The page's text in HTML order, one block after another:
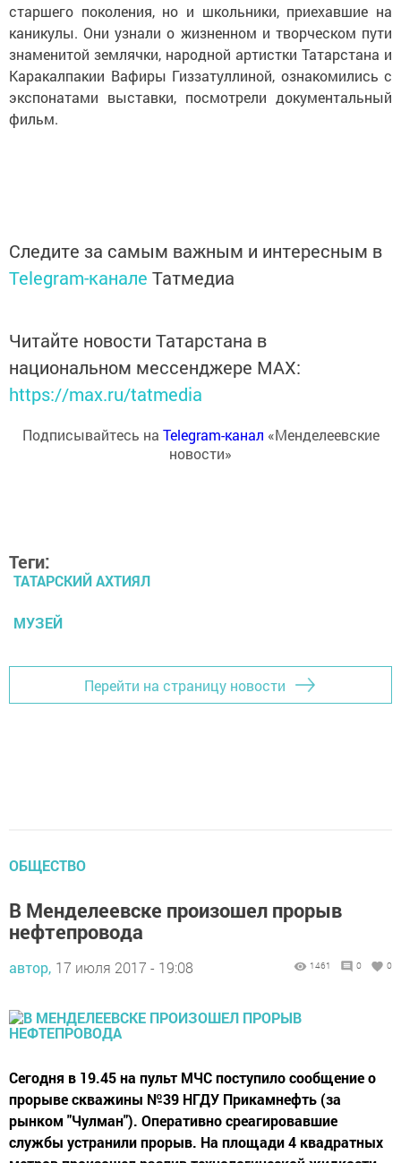
старшего поколения, но и школьники, приехавшие на
каникулы. Они узнали о жизненном и творческом пути
знаменитой землячки, народной артистки Татарстана и
Каракалпакии Вафиры Гиззатуллиной, ознакомились с
экспонатами выставки, посмотрели документальный
фильм.
Следите за самым важным и интересным в
Telegram-канале Татмедиа
Читайте новости Татарстана в
национальном мессенджере MАХ:
https://max.ru/tatmedia
Подписывайтесь на Telegram-канал «Менделеевские
новости»
Теги:
ТАТАРСКИЙ АХТИЯЛ
МУЗЕЙ
Перейти на страницу новости
ОБЩЕСТВО
В Менделеевске произошел прорыв
нефтепровода
автор, 17 июля 2017 - 19:08 1461 0 0
Сегодня в 19.45 на пульт МЧС поступило сообщение о
прорыве скважины №39 НГДУ Прикамнефть (за
рынком "Чулман"). Оперативно среагировавшие
службы устранили прорыв. На площади 4 квадратных